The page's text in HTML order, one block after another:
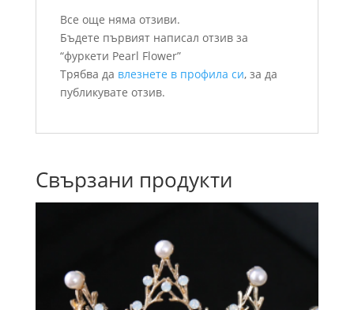
Все още няма отзиви.
Бъдете първият написал отзив за
“фуркети Pearl Flower”
Трябва да влезнете в профила си, за да
публикувате отзив.
Свързани продукти